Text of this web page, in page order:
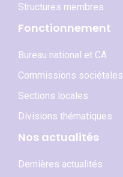
Structures membres
Fonctionnement
Bureau national et CA
Commissions sociétales
Sections locales
Divisions thématiques
Nos actualités
Dernières actualités